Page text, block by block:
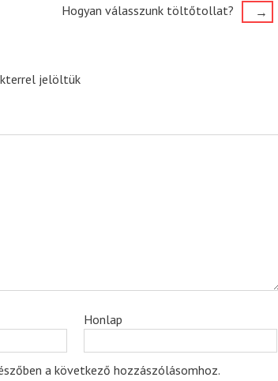
Hogyan válasszunk töltőtollat? →
jelöltük
Honlap
a következő hozzászólásomhoz.